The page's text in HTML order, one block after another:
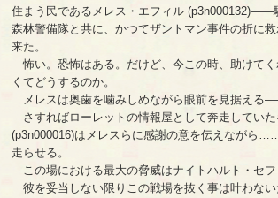
住まう民であるメレス・エフィル (p3n000132)――
森林警備隊と共に、かつてザントマン事件の折に
来た。
怖い。恐怖はある。だけど、今この時、助けて
くてどうするのか。
メレスは奥歯を噛みしめながら眼前を見据える
さすればローレットの情報屋として奔走してい
(p3n000016)はメレスらに感謝の意を伝えながら
走らせる。
この場における最大の脅威はナイトハルト・セフ
彼を妥当しない限りこの戦場を抜く事は叶わな